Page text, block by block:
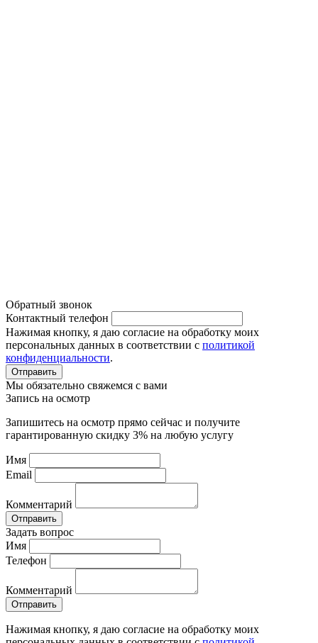
Обратный звонок
Контактный телефон
Нажимая кнопку, я даю согласие на обработку моих
персональных данных в соответствии с политикой
конфиденциальности.
Отправить
Мы обязательно свяжемся с вами
Запись на осмотр
Запишитесь на осмотр прямо сейчас и получите
гарантированную скидку 3% на любую услугу
Имя
Email
Комментарий
Отправить
Задать вопрос
Имя
Телефон
Комментарий
Отправить
Нажимая кнопку, я даю согласие на обработку моих